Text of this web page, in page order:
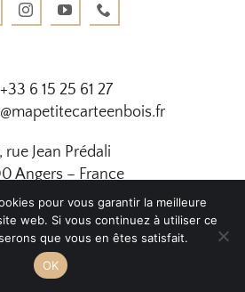
+33 6 15 25 61 27
rue Jean Prédali
Angers – France
Bois - Tous droits réservés |
pour vous garantir la meilleure
web. Si vous continuez à utiliser ce
que vous en êtes satisfait.
OK